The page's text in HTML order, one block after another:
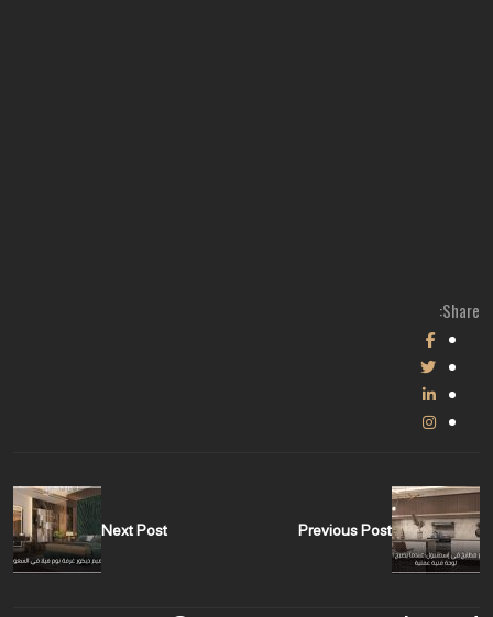
Share:
Previous Post
Next Post